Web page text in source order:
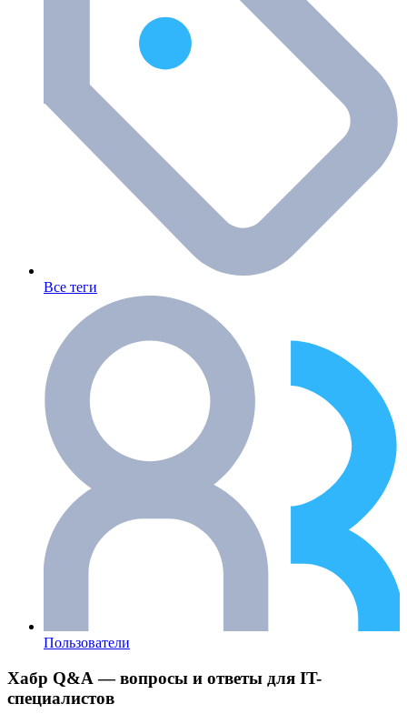
Все теги
Пользователи
Хабр Q&A — вопросы и ответы для IT-
специалистов